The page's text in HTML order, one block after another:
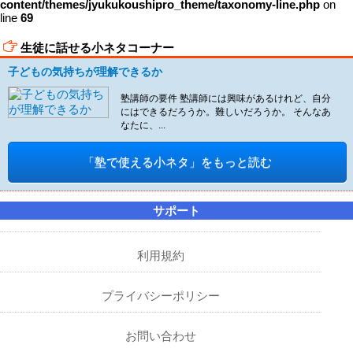
content/themes/jyukukoushipro_theme/taxonomy-line.php on
line 69
生徒に話せる小ネタコーナー
子どもの気持ちが理解できるか
塾講師の要件 塾講師には興味があるけれど、自分
にはできるだろうか。難しいだろうか。 そんなあ
なたに、...
「塾で使える小ネタ」をもっと読む
サポート
利用規約
プライバシーポリシー
お問い合わせ